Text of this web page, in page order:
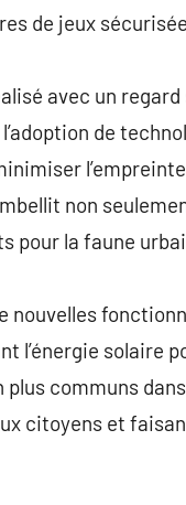
de jeux
avec un
de
non
pour la faune
nouvelles
l’énergie solaire
communs
citoyens et